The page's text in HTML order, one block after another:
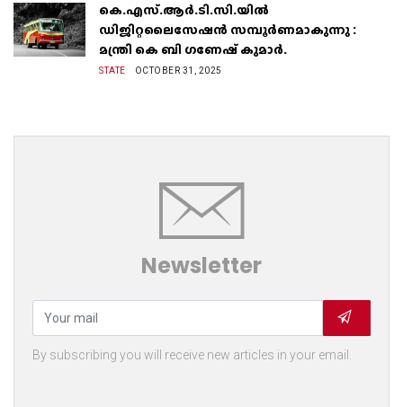
കെ.എസ്.ആർ.ടി.സി.യിൽ
ഡിജിറ്റലൈസേഷൻ സമ്പൂർണമാകുന്നു :
മന്ത്രി കെ ബി ഗണേഷ് കുമാർ.
STATE OCTOBER 31, 2025
Newsletter
By subscribing you will receive new articles in your email.